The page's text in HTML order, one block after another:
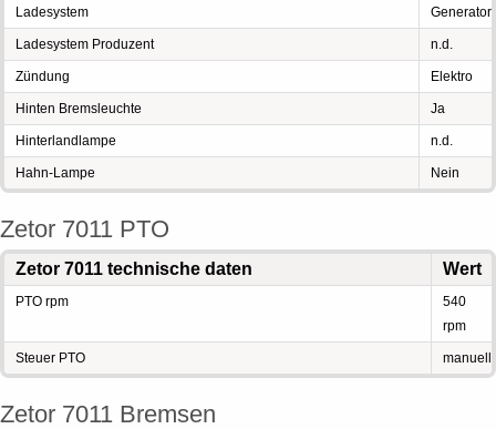
Ladesystem Generator
Ladesystem Produzent n.d.
Zündung Elektro
Hinten Bremsleuchte Ja
Hinterlandlampe n.d.
Hahn-Lampe Nein
Zetor 7011 PTO
Zetor 7011 technische daten Wert
PTO rpm
540
rpm
Steuer PTO manuell
Zetor 7011 Bremsen